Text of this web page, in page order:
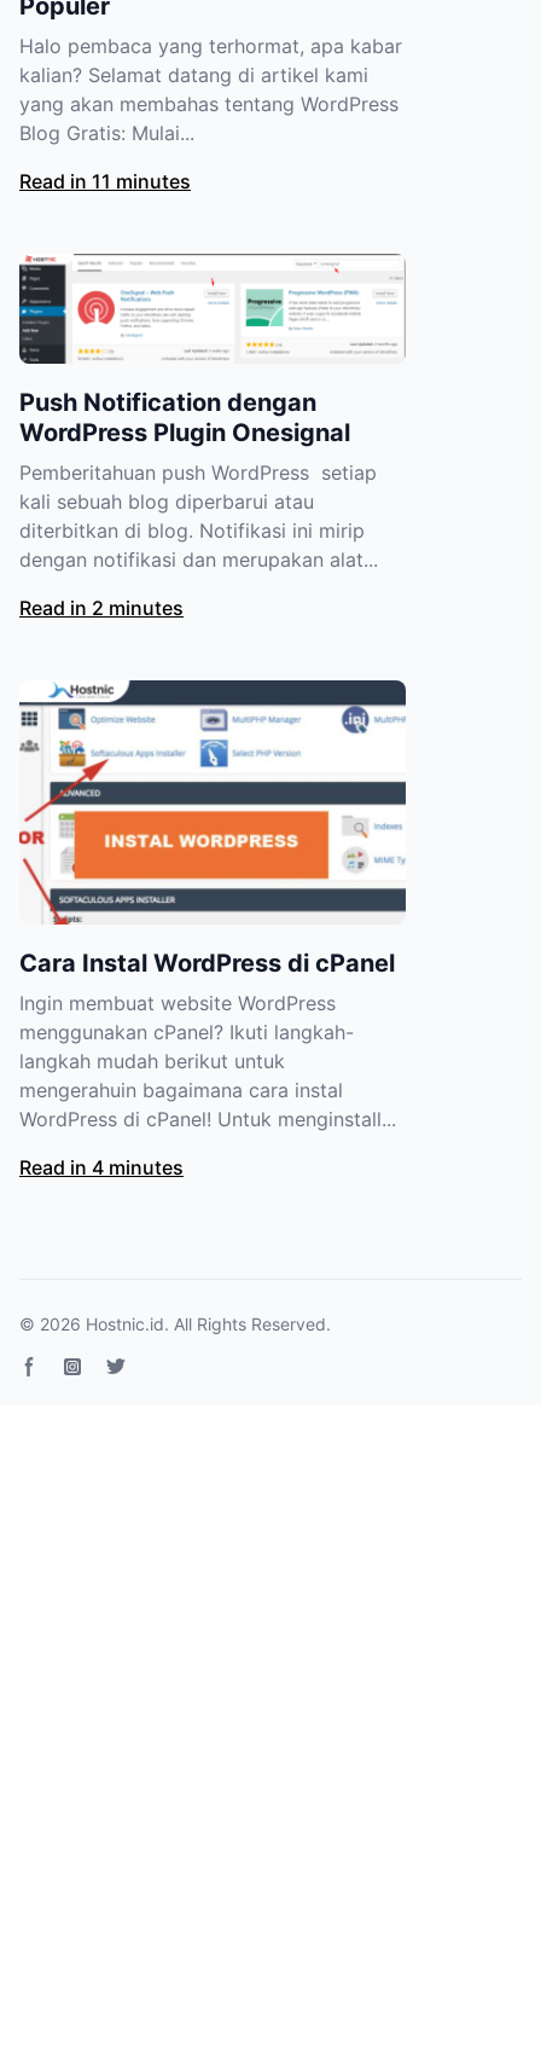
Populer
Halo pembaca yang terhormat, apa kabar
kalian? Selamat datang di artikel kami
yang akan membahas tentang WordPress
Blog Gratis: Mulai...
Read in 11 minutes
Push Notification dengan
WordPress Plugin Onesignal
Pemberitahuan push WordPress setiap
kali sebuah blog diperbarui atau
diterbitkan di blog. Notifikasi ini mirip
dengan notifikasi dan merupakan alat...
Read in 2 minutes
Cara Instal WordPress di cPanel
Ingin membuat website WordPress
menggunakan cPanel? Ikuti langkah-
langkah mudah berikut untuk
mengerahuin bagaimana cara instal
WordPress di cPanel! Untuk menginstall...
Read in 4 minutes
© 2026 Hostnic.id. All Rights Reserved.